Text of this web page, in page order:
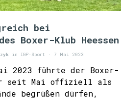
bei
Boxer-Klub Heessen
in IGP-Sport · 7 Mai 2023
2023 führte der Boxer-
seit Mai offiziell als
begrüßen dürfen,